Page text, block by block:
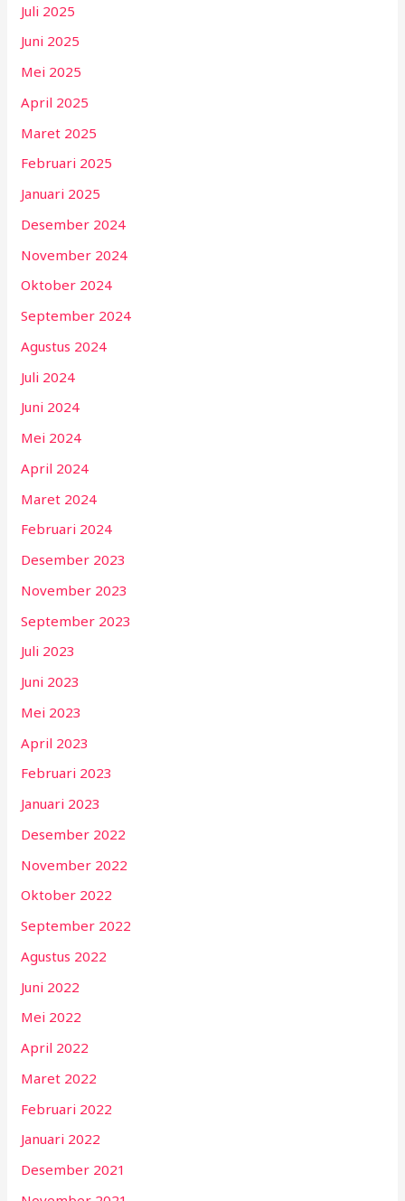
Juli 2025
Juni 2025
Mei 2025
April 2025
Maret 2025
Februari 2025
Januari 2025
Desember 2024
November 2024
Oktober 2024
September 2024
Agustus 2024
Juli 2024
Juni 2024
Mei 2024
April 2024
Maret 2024
Februari 2024
Desember 2023
November 2023
September 2023
Juli 2023
Juni 2023
Mei 2023
April 2023
Februari 2023
Januari 2023
Desember 2022
November 2022
Oktober 2022
September 2022
Agustus 2022
Juni 2022
Mei 2022
April 2022
Maret 2022
Februari 2022
Januari 2022
Desember 2021